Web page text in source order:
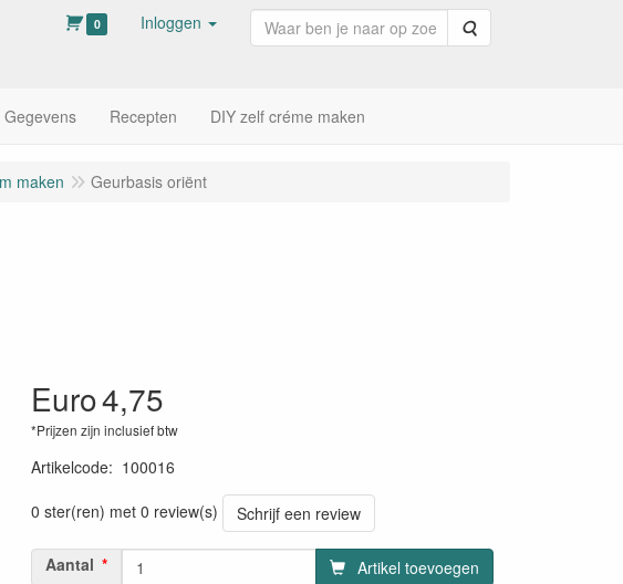
0 Inloggen Zoeken
Gegevens Recepten DIY zelf créme maken
maken Geurbasis oriënt
Euro4,75
*Prijzen zijn inclusief btw
Artikelcode: 100016
0 ster(ren) met 0 review(s)
Schrijf een review
Aantal Artikel toevoegen